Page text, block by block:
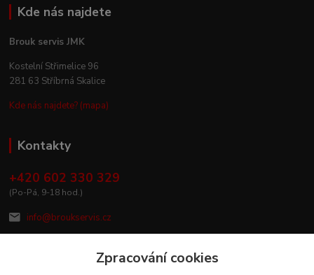
Kde nás najdete
Brouk servis JMK
Kostelní Střimelice 96
281 63 Stříbrná Skalice
Kde nás najdete? (mapa)
Kontakty
+420 602 330 329
(Po-Pá, 9-18 hod.)
info@broukservis.cz
Zpracování cookies